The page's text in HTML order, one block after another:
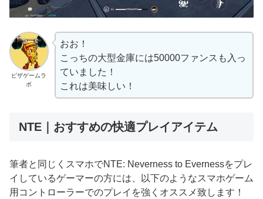
ピザゲームラ
ボ
おお！
こっちの大型金庫には50000ファンスも入っ
ていました！
これは美味しい！
NTE｜おすすめの快適プレイアイテム
筆者と同じくスマホでNTE: Neverness to Evernessをプレ
イしているゲーマーの方には、以下のようなスマホゲーム
用コントローラーでのプレイを強くオススメ致します！